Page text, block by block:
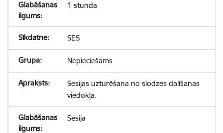
1 stunda
SES
Nepieciešams
Sesijas uzturēšana no slodzes dalīšanas
viedokļa.
Sesija